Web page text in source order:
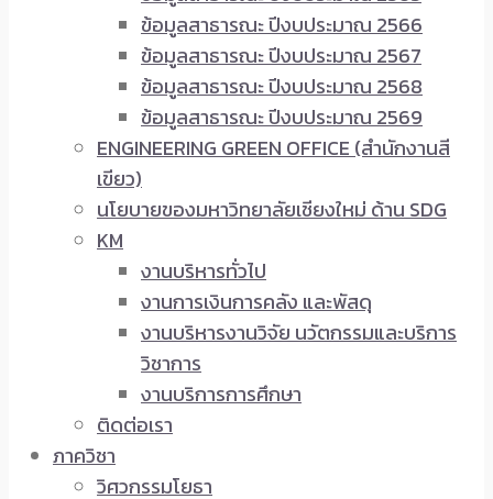
ข้อมูลสาธารณะ ปีงบประมาณ 2566
ข้อมูลสาธารณะ ปีงบประมาณ 2567
ข้อมูลสาธารณะ ปีงบประมาณ 2568
ข้อมูลสาธารณะ ปีงบประมาณ 2569
ENGINEERING GREEN OFFICE (สำนักงานสี
เขียว)
นโยบายของมหาวิทยาลัยเชียงใหม่ ด้าน SDG
KM
งานบริหารทั่วไป
งานการเงินการคลัง และพัสดุ
งานบริหารงานวิจัย นวัตกรรมและบริการ
วิชาการ
งานบริการการศึกษา
ติดต่อเรา
ภาควิชา
วิศวกรรมโยธา